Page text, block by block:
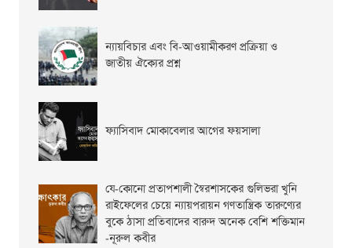
ন্যায়বিচার এবং বি-আওয়ামীকরণ প্রক্রিয়া ও
জাতীয় ঐক্যের প্রশ্ন
ফ্যাসিবাদ মোকাবেলার আগের ফয়সালা
যে-কোনো প্রতাপশালী স্বৈরশাসকের গুলিভরা খুনি
রাইফেলের চেয়ে ন্যায়পরায়ন গণতান্ত্রিক তারুণ্যের
বুকে ঠাসা প্রতিবাদের বারুদ অনেক বেশি শক্তিমান
-নূরুল কবীর